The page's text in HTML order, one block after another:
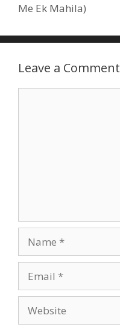
Me Ek Mahila)
Leave a Comment